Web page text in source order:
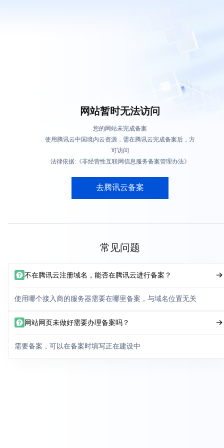
网站暂时无法访问
您的网站未完成备案
使用腾讯云中国境内云资源，需在腾讯云完成备案后，方
可访问
法律依据:《非经营性互联网信息服务备案管理办法》
去腾讯云备案
常见问题
不在腾讯云注册域名，能否在腾讯云进行备案？
使用哪个接入商的服务器需要在哪里备案，与域名位置无关
网站网页未做好需要办理备案吗？
需要备案，可以在备案时填写正在建设中